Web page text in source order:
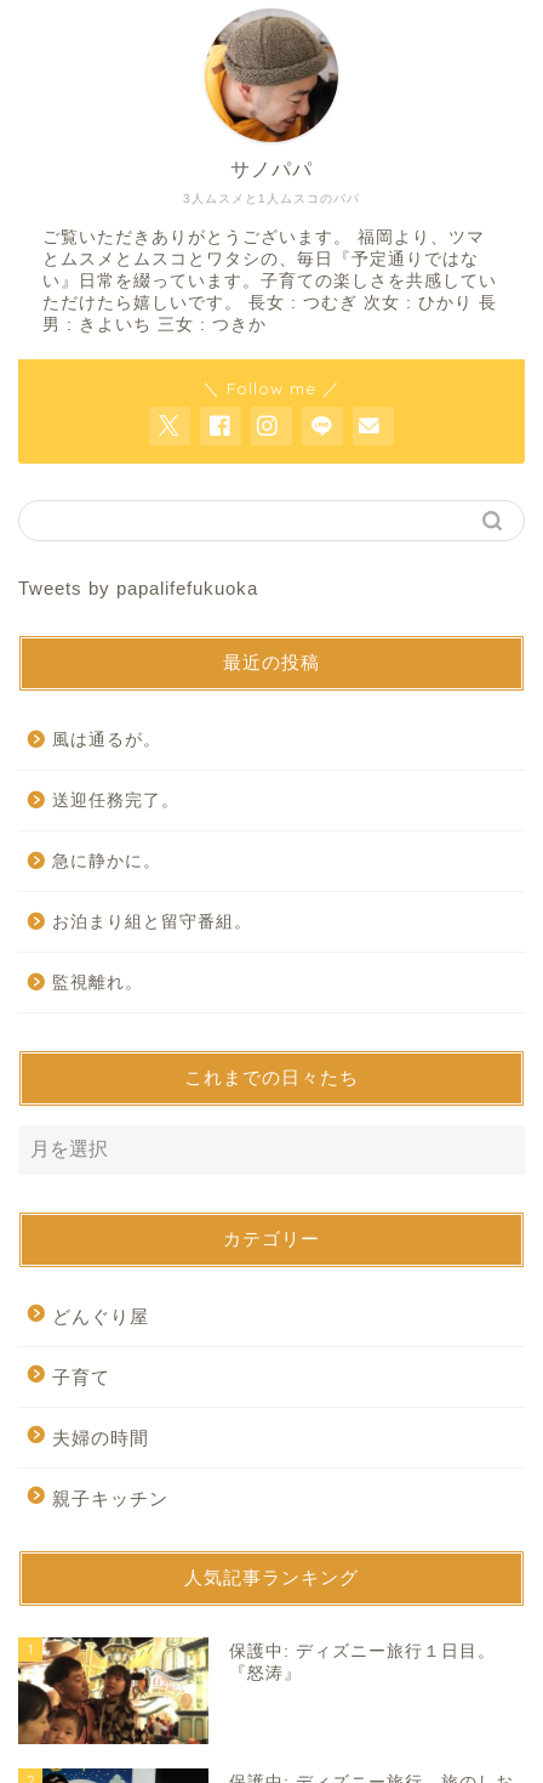
3人ムスメと1人ムスコのパパ
サノパパ
ご覧いただきありがとうございます。 福岡より、ツマ
とムスメとムスコとワタシの、毎日『予定通りではな
い』日常を綴っています。子育ての楽しさを共感してい
ただけたら嬉しいです。 長女 : つむぎ 次女 : ひかり 長
男 : きよいち 三女 : つきか
＼ Follow me ／
Tweets by papalifefukuoka
最近の投稿
風は通るが。
送迎任務完了。
急に静かに。
お泊まり組と留守番組。
監視離れ。
これまでの日々たち
カテゴリー
どんぐり屋
子育て
夫婦の時間
親子キッチン
人気記事ランキング
1
保護中: ディズニー旅行１日目。
『怒涛』